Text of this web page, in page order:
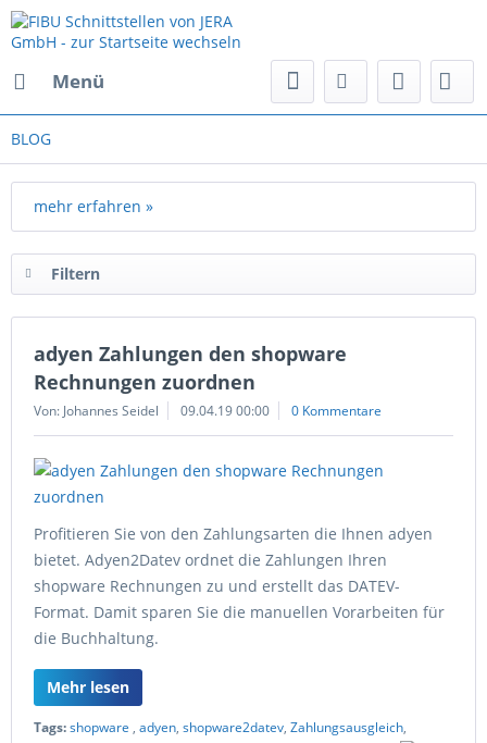
Menü
BLOG
mehr erfahren »
Filtern
adyen Zahlungen den shopware
Rechnungen zuordnen
Von: Johannes Seidel 09.04.19 00:00 0 Kommentare
Profitieren Sie von den Zahlungsarten die Ihnen adyen
bietet. Adyen2Datev ordnet die Zahlungen Ihren
shopware Rechnungen zu und erstellt das DATEV-
Format. Damit sparen Sie die manuellen Vorarbeiten für
die Buchhaltung.
Mehr lesen
Tags:shopware , adyen, shopware2datev, Zahlungsausgleich,